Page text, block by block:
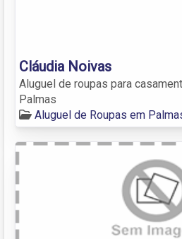
Cláudia Noivas
Aluguel de roupas para
Palmas
Aluguel de Roupas em